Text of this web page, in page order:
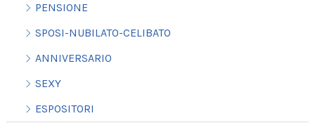
PENSIONE
SPOSI-NUBILATO-CELIBATO
ANNIVERSARIO
SEXY
ESPOSITORI